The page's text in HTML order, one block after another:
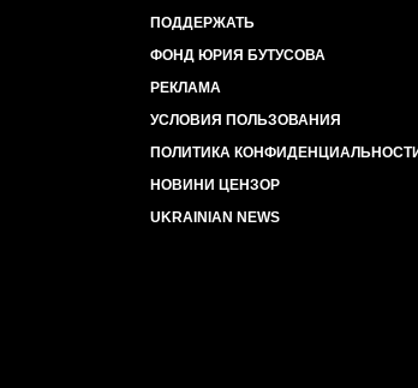
ПОДДЕРЖАТЬ
ФОНД ЮРИЯ БУТУСОВА
РЕКЛАМА
УСЛОВИЯ ПОЛЬЗОВАНИЯ
ПОЛИТИКА
НОВИНИ ЦЕНЗОР
UKRAINIAN NEWS